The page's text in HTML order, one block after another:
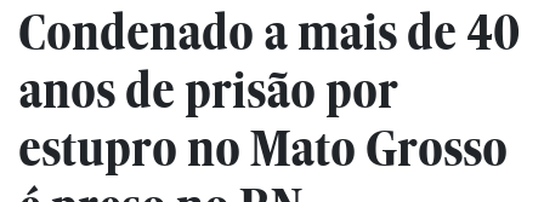
Condenado a mais de 40
anos de prisão por
estupro no Mato Grosso